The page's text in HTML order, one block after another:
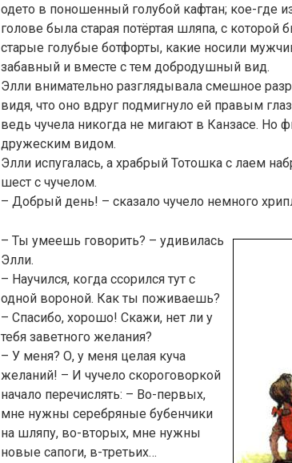
одето в поношенный голубой кафтан; кое-где
голове была старая потёртая шляпа, с которой
старые голубые ботфорты, какие носили
забавный и вместе с тем добродушный вид.
Элли внимательно разглядывала смешное
видя, что оно вдруг подмигнуло ей правым
ведь чучела никогда не мигают в Канзасе. Но
дружеским видом.
Элли испугалась, а храбрый Тотошка с лаем
шест с чучелом.
– Добрый день! – сказало чучело немного
– Ты умеешь говорить? – удивилась
Элли.
– Научился, когда ссорился тут с
одной вороной. Как ты поживаешь?
– Спасибо, хорошо! Скажи, нет ли у
тебя заветного желания?
– У меня? О, у меня целая куча
желаний! – И чучело скороговоркой
начало перечислять: – Во-первых,
мне нужны серебряные бубенчики
на шляпу, во-вторых, мне нужны
новые сапоги, в-третьих…